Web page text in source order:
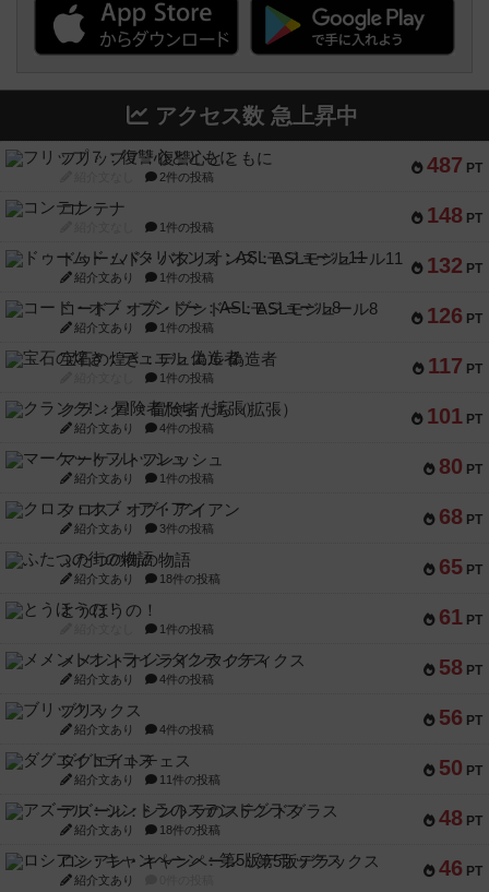
アクセス数 急上昇中
487 PT
フリップ７：復讐心とともに
2件の投稿
148 PT
コンテナ
1件の投稿
132 PT
ドゥームド・バタリオンズ：ASLモジュール11
紹介文あり 1件の投稿
126 PT
コード・オブ・ブシドー：ASLモジュール8
紹介文あり 1件の投稿
117 PT
宝石の煌き：デュエル 偽造者
1件の投稿
101 PT
クランク! ：冒険者たち（拡張）
紹介文あり 4件の投稿
80 PT
マーケットフレッシュ
紹介文あり 1件の投稿
68 PT
クロス・オブ・アイアン
紹介文あり 3件の投稿
65 PT
ふたつの街の物語
紹介文あり 18件の投稿
61 PT
とうほうの！
1件の投稿
58 PT
メメントオンラインタクティクス
紹介文あり 4件の投稿
56 PT
ブリックス
紹介文あり 4件の投稿
50 PT
ダグエイトチェス
紹介文あり 11件の投稿
48 PT
アズール：シントラのステンドグラス
紹介文あり 18件の投稿
46 PT
ロシアン・キャンペーン：第5版デラックス
紹介文あり